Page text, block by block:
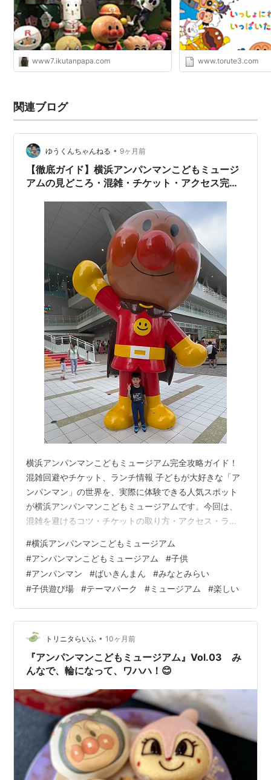
www7.ikutanpapa.com www.torute3.com
関連ブログ
ゆうくんちゃんねる • 9ヶ月前
【徹底ガイド】横浜アンパンマンこどもミュージ
アムの見どころ・混雑・チケット・アクセス完全
横浜アンパンマンこどもミュージアム完全攻略ガイド！
混雑回避やチケット、ランチ情報 子どもが大好きな「ア
ンパンマン」の世界を、実際に体験できる人気スポット
が横浜アンパンマンこどもミュージアムです。今回は、
混雑を避けるコツ・チケットの取り方・アクセス・ラン
さな子どもとのおでかけ計画にぜひご活用ください。 横
浜アンパンマンこどもミュージアム 横浜アンパンマンこ
どもミュージアム完全攻略ガイド！混雑回避やチケッ
ト、ランチ情報 📍 横浜アンパンマンミュージアムの基本
情報 🏠 フロアガイドと見どころ 1階：ショップ＆フード
（無料エリア） 2〜3階：ミュージア…
#横浜アンパンマンこどもミュージアム
#アンパンマンこどもミュージアム #子供
#アンパンマン #ばいきんまん #みなとみらい
#子供遊び場 #テーマパーク #ミュージアム #楽しい
トリニタらいふ • 10ヶ月前
『アンパンマンこどもミュージアム』Vol.03 み
んなで、輪になって、ワハハ！😊